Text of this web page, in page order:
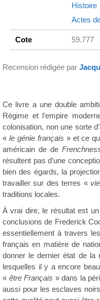
Histoire
Actes
Cote 59.777
Recension rédigée par
Ce livre a une double
Régime et l’empire
colonisation, non une sorte
« le génie français » et ce
américain de de
résultent pas d’une
bien des égards, la
travailler sur des terres «
traditions locales.
À vrai dire, le résultat est
conclusions de Frederick
essentiellement à travers
français en matière de
donner le dernier état de la
lesquelles il y a encore
« être Français » dans la
aussi pour les esclaves